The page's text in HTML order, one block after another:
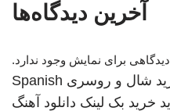
آخرین دیدگاه‌ها
دیدگاهی برای نمایش وجود ندارد.
شال و روسری Spanish
خرید بک لینک دانلود آهنگ